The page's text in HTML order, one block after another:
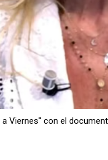
Viernes" con el